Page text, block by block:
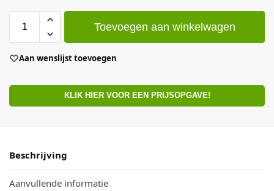
Toevoegen aan winkelwagen
Aan wenslijst toevoegen
KLIK HIER VOOR EEN PRIJSOPGAVE!
Beschrijving
Aanvullende informatie